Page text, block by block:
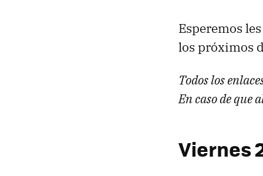
Esperemos
los próximos
Todos los
En caso de que
Viernes